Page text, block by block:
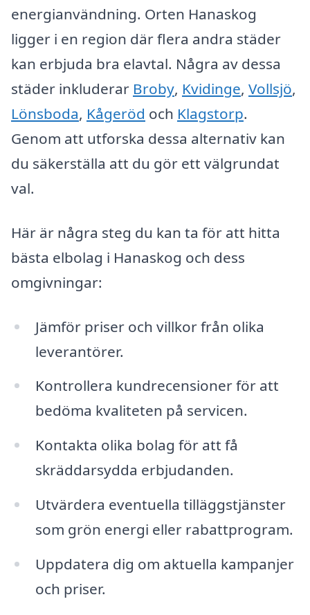
energianvändning. Orten Hanaskog
ligger i en region där flera andra städer
kan erbjuda bra elavtal. Några av dessa
städer inkluderar Broby, Kvidinge, Vollsjö,
Lönsboda, Kågeröd och Klagstorp.
Genom att utforska dessa alternativ kan
du säkerställa att du gör ett välgrundat
val.
Här är några steg du kan ta för att hitta
bästa elbolag i Hanaskog och dess
omgivningar:
Jämför priser och villkor från olika
leverantörer.
Kontrollera kundrecensioner för att
bedöma kvaliteten på servicen.
Kontakta olika bolag för att få
skräddarsydda erbjudanden.
Utvärdera eventuella tilläggstjänster
som grön energi eller rabattprogram.
Uppdatera dig om aktuella kampanjer
och priser.